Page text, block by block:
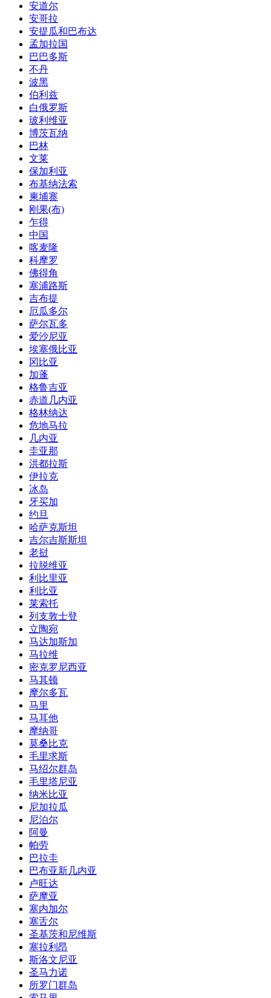
安道尔
安哥拉
安提瓜和巴布达
孟加拉国
巴巴多斯
不丹
波黑
伯利兹
白俄罗斯
玻利维亚
博茨瓦纳
巴林
文莱
保加利亚
布基纳法索
柬埔寨
刚果(布)
乍得
中国
喀麦隆
科摩罗
佛得角
塞浦路斯
吉布提
厄瓜多尔
萨尔瓦多
爱沙尼亚
埃塞俄比亚
冈比亚
加蓬
格鲁吉亚
赤道几内亚
格林纳达
危地马拉
几内亚
圭亚那
洪都拉斯
伊拉克
冰岛
牙买加
约旦
哈萨克斯坦
吉尔吉斯斯坦
老挝
拉脱维亚
利比里亚
利比亚
莱索托
列支敦士登
立陶宛
马达加斯加
马拉维
密克罗尼西亚
马其顿
摩尔多瓦
马里
马耳他
摩纳哥
莫桑比克
毛里求斯
马绍尔群岛
毛里塔尼亚
纳米比亚
尼加拉瓜
尼泊尔
阿曼
帕劳
巴拉圭
巴布亚新几内亚
卢旺达
萨摩亚
塞内加尔
塞舌尔
圣基茨和尼维斯
塞拉利昂
斯洛文尼亚
圣马力诺
所罗门群岛